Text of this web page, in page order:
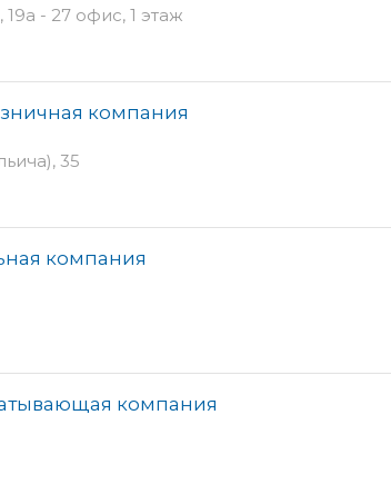
- 27 офис, 1 этаж
компания
35
компания
компания